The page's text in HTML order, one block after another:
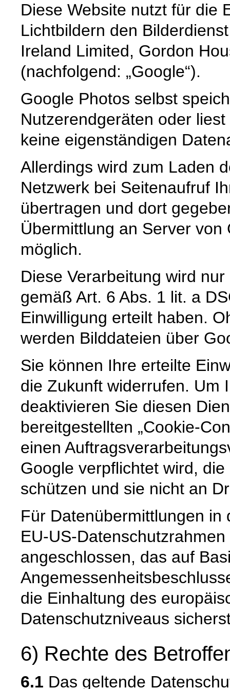
Diese Website nutzt für die
Lichtbildern den
Ireland Limited, Gordon
(nachfolgend: „Google“).
Google Photos selbst
Nutzerendgeräten oder
keine eigenständigen
Allerdings wird zum Laden
Netzwerk bei Seitenaufruf
übertragen und dort
Übermittlung an Server
möglich.
Diese Verarbeitung wird
gemäß Art. 6 Abs. 1 lit. a
Einwilligung erteilt haben.
werden Bilddateien über
Sie können Ihre erteilte
die Zukunft widerrufen. Um
deaktivieren Sie diesen
bereitgestellten „Cookie-
einen
Google verpflichtet wird,
schützen und sie nicht an
Für Datenübermittlungen in
EU-US-
angeschlossen, das auf
die Einhaltung des
Datenschutzniveaus
6) Rechte des
6.1 Das geltende